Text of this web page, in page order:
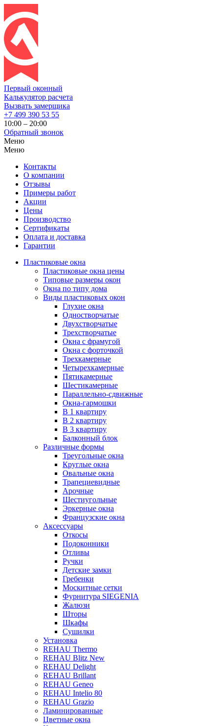
Первый оконный
Калькулятор расчета
Вызвать замерщика
+7 499 390 53 55
10:00 – 20:00
Обратный звонок
Меню
Меню
Контакты
О компании
Отзывы
Примеры работ
Акции
Цены
Производство
Сертификаты
Оплата и доставка
Гарантии
Пластиковые окна
Пластиковые окна цены
Типовые размеры окон
Окна по типу дома
Виды пластиковых окон
Глухие окна
Одностворчатые
Двухстворчатые
Трехстворчатые
Окна с фрамугой
Окна с форточкой
Трехкамерные
Четырехкамерные
Пятикамерные
Шестикамерные
Параллельно-сдвижные
Окна-гармошки
В 1 квартиру
В 2 квартиру
В 3 квартиру
Балконный блок
Различные формы
Треугольные окна
Круглые окна
Овальные окна
Трапециевидные
Арочные
Шестиугольные
Эркерные окна
Французские окна
Аксессуары
Откосы
Подоконники
Отливы
Ручки
Детские замки
Гребенки
Москитные сетки
Фурнитура SIEGENIA
Жалюзи
Шторы
Шкафы
Сушилки
Установка
REHAU Thermo
REHAU Blitz New
REHAU Delight
REHAU Brillant
REHAU Geneo
REHAU Intelio 80
REHAU Grazio
Ламинированные
Цветные окна